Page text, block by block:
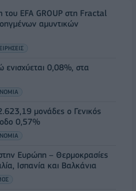
του EFA GROUP στη Fractal
αμυντικών
0,08%, στα
μονάδες ο Γενικός
0,57%
Ευρώπη – Θερμοκρασίες
Ισπανία και Βαλκάνια